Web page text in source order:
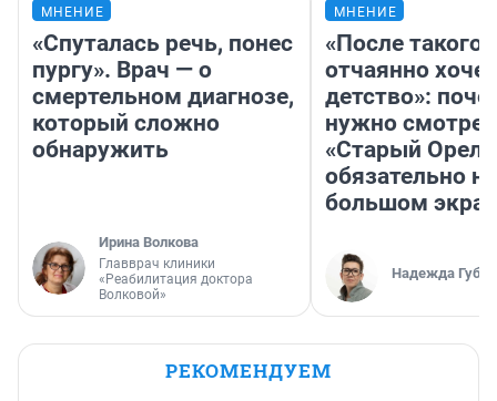
МНЕНИЕ
«Спуталась речь, понес
пургу». Врач — о
смертельном диагнозе,
который сложно
обнаружить
Ирина Волкова
Главврач клиники
«Реабилитация доктора
Волковой»
МНЕНИЕ
«После такого
отчаянно
детство»:
нужно
«Старый
обязательно на
большом
Надежда
РЕКОМЕНДУЕМ